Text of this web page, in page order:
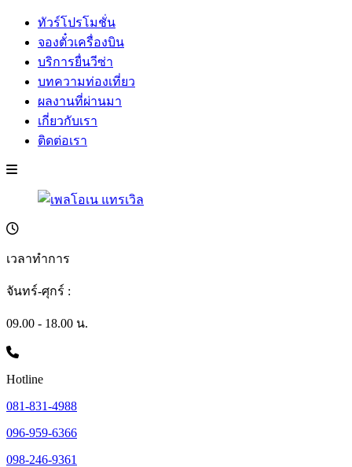
ทัวร์โปรโมชั่น
จองตั๋วเครื่องบิน
บริการยื่นวีซ่า
บทความท่องเที่ยว
ผลงานที่ผ่านมา
เกี่ยวกับเรา
ติดต่อเรา
เวลาทำการ
จันทร์-ศุกร์ :
09.00 - 18.00 น.
Hotline
081-831-4988
096-959-6366
098-246-9361